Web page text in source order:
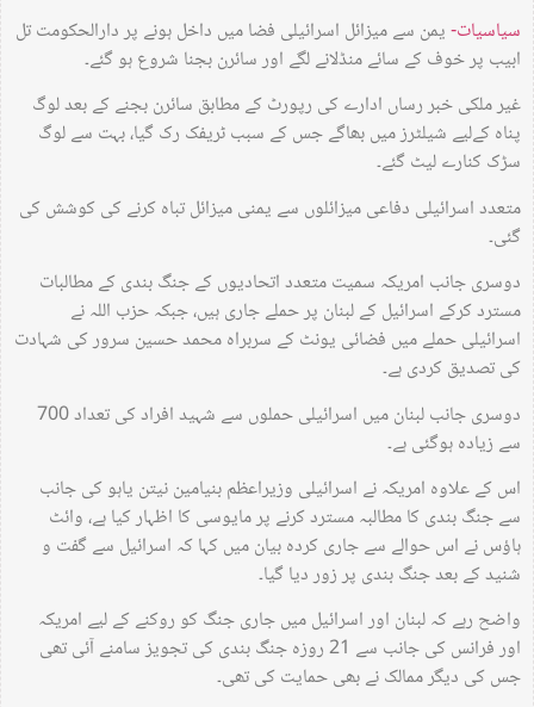
سیاسیات-یمن سے میزائل اسرائیلی فضا میں داخل ہونے پر دارالحکومت تل
ابیب پر خوف کے سائے منڈلانے لگے اور سائرن بجنا شروع ہو گئے۔
غیر ملکی خبر رساں ادارے کی رپورٹ کے مطابق سائرن بجنے کے بعد لوگ
پناہ کےلیے شیلٹرز میں بھاگے جس کے سبب ٹریفک رک گیا، بہت سے لوگ
سڑک کنارے لیٹ گئے۔
متعدد اسرائیلی دفاعی میزائلوں سے یمنی میزائل تباہ کرنے کی کوشش کی
گئی۔
دوسری جانب امریکہ سمیت متعدد اتحادیوں کے جنگ بندی کے مطالبات
مسترد کرکے اسرائیل کے لبنان پر حملے جاری ہیں، جبکہ حزب اللہ نے
اسرائیلی حملے میں فضائی یونٹ کے سربراہ محمد حسین سرور کی شہادت
کی تصدیق کردی ہے۔
دوسری جانب لبنان میں اسرائیلی حملوں سے شہید افراد کی تعداد 700
سے زیادہ ہوگئی ہے۔
اس کے علاوہ امریکہ نے اسرائیلی وزیراعظم بنیامین نیتن یاہو کی جانب
سے جنگ بندی کا مطالبہ مسترد کرنے پر مایوسی کا اظہار کیا ہے، وائٹ
ہاؤس نے اس حوالے سے جاری کردہ بیان میں کہا کہ اسرائیل سے گفت و
شنید کے بعد جنگ بندی پر زور دیا گیا۔
واضح رہے کہ لبنان اور اسرائیل میں جاری جنگ کو روکنے کے لیے امریکہ
اور فرانس کی جانب سے 21 روزہ جنگ بندی کی تجویز سامنے آئی تھی
جس کی دیگر ممالک نے بھی حمایت کی تھی۔